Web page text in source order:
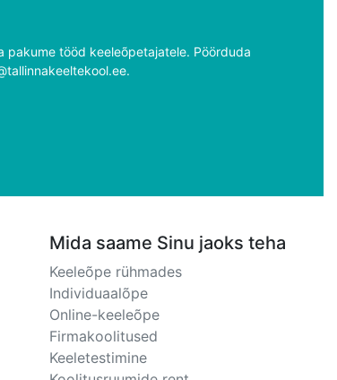
pakume tööd keeleõpetajatele. Pöörduda
Mida saame Sinu jaoks teha
Keeleõpe rühmades
Individuaalõpe
Online-keeleõpe
Firmakoolitused
Keeletestimine